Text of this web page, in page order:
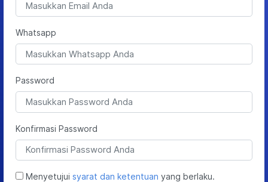
Whatsapp
Password
Konfirmasi Password
Menyetujui syarat dan ketentuan yang berlaku.